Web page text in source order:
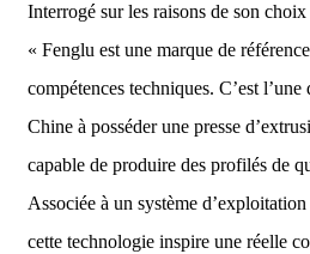
Interrogé sur les raisons de son
« Fenglu est une marque de
compétences techniques. C’est l’une
Chine à posséder une presse
capable de produire des profilés de
Associée à un système
cette technologie inspire une réelle